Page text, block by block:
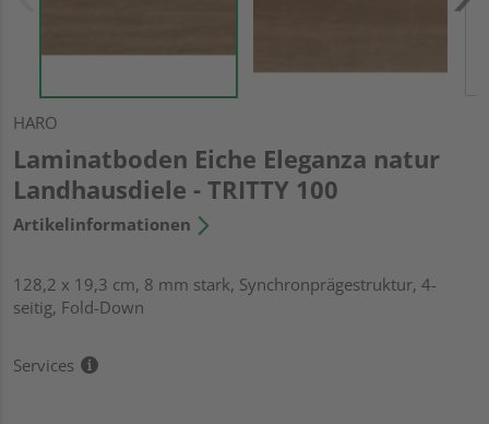
HARO
Laminatboden Eiche Eleganza natur
Landhausdiele - TRITTY 100
Artikelinformationen
128,2 x 19,3 cm, 8 mm stark, Synchronprägestruktur, 4-
seitig, Fold-Down
Services